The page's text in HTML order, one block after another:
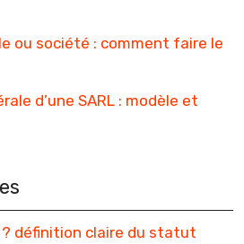
ou société : comment faire le
d’une SARL : modèle et
? définition claire du statut